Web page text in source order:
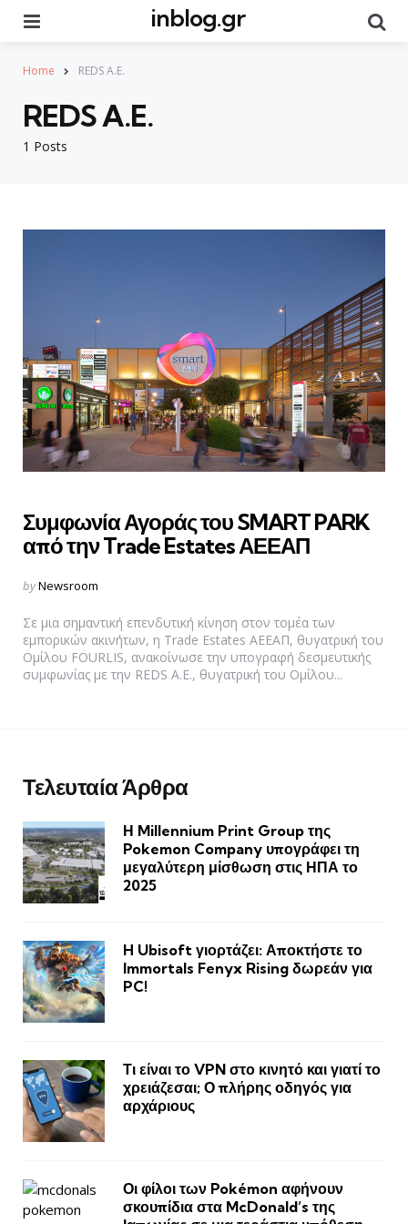
inblog.gr
Home REDS A.E.
1 Posts
REDS A.E.
Συμφωνία Αγοράς του SMART PARK
από την Trade Estates ΑΕΕΑΠ
Posted
byNewsroom
Σε μια σημαντική επενδυτική κίνηση στον τομέα των
εμπορικών ακινήτων, η Trade Estates ΑΕΕΑΠ, θυγατρική του
Ομίλου FOURLIS, ανακοίνωσε την υπογραφή δεσμευτικής
συμφωνίας με την REDS Α.Ε., θυγατρική του Ομίλου...
Τελευταία Άρθρα
Η Millennium Print Group της
Pokemon Company υπογράφει τη
μεγαλύτερη μίσθωση στις ΗΠΑ το
2025
H Ubisoft γιορτάζει: Αποκτήστε το
Immortals Fenyx Rising δωρεάν για
PC!
Τι είναι το VPN στο κινητό και γιατί το
χρειάζεσαι; Ο πλήρης οδηγός για
αρχάριους
Οι φίλοι των Pokémon αφήνουν
σκουπίδια στα McDonald’s της